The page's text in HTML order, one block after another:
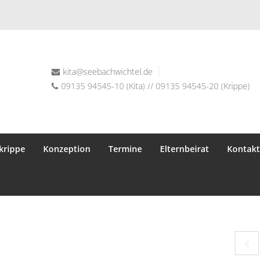
kita@seebachwichtel.de
09135 94545-10 (Kita) // 09135 94545-20 (Krippe)
Konzeption Termine Elternbeirat Kontakt